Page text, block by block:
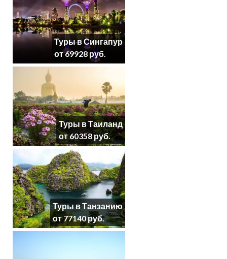
Туры в Сингапур
от 69928 руб.
Туры в Таиланд
от 60358 руб.
Туры в Танзанию
от 77140 руб.